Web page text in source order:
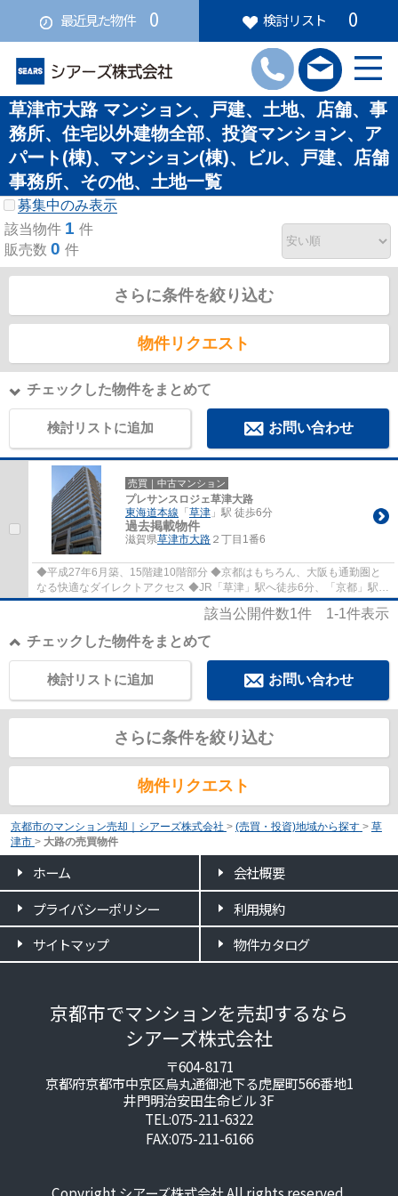
最近見た物件 0 検討リスト 0
草津市大路 マンション、戸建、土地、店舗、事
務所、住宅以外建物全部、投資マンション、ア
パート(棟)、マンション(棟)、ビル、戸建、店舗
事務所、その他、土地一覧
募集中のみ表示
該当物件 1 件
販売数 0 件
さらに条件を絞り込む
物件リクエスト
チェックした物件をまとめて
検討リストに追加 お問い合わせ
売買｜中古マンション
プレサンスロジェ草津大路
東海道本線 「 草津 」駅 徒歩6分
過去掲載物件
滋賀県草津市大路 ２丁目1番6
◆平成27年6月築、15階建10階部分 ◆京都はもちろん、大阪も通勤圏と
なる快適なダイレクトアクセス ◆JR「草津」駅へ徒歩6分、「京都」駅へ
21分・「大阪」駅へ51分
該当公開件数1件 1-1件表示
チェックした物件をまとめて
お問い合わせ
検討リストに追加
さらに条件を絞り込む
物件リクエスト
京都市のマンション売却｜シアーズ株式会社 > (売買・投資)地域から探す > 草
津市 > 大路の売買物件
ホーム
会社概要
プライバシーポリシー
利用規約
サイトマップ
物件カタログ
京都市でマンションを売却するなら
シアーズ株式会社
〒604-8171
京都府京都市中京区烏丸通御池下る虎屋町566番地1
井門明治安田生命ビル 3F
TEL:075-211-6322
FAX:075-211-6166